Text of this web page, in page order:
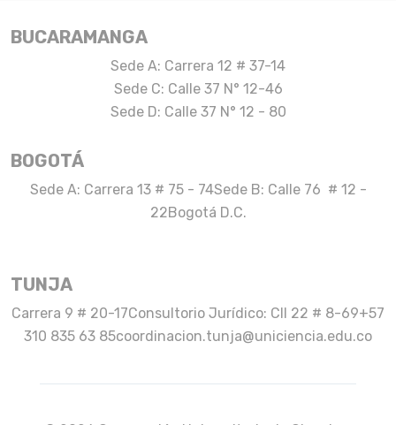
BUCARAMANGA
Sede A: Carrera 12 # 37-14
Sede C: Calle 37 N° 12-46
Sede D: Calle 37 N° 12 - 80
BOGOTÁ
Sede A: Carrera 13 # 75 - 74Sede B: Calle 76 # 12 -
22Bogotá D.C.
TUNJA
Carrera 9 # 20-17Consultorio Jurídico: Cll 22 # 8-69+57
310 835 63 85coordinacion.tunja@uniciencia.edu.co